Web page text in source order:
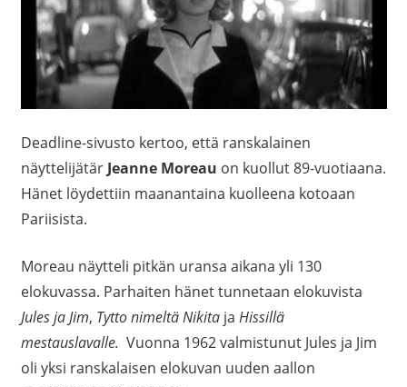
Deadline-sivusto kertoo, että ranskalainen
näyttelijätärJeanne Moreau on kuollut 89-vuotiaana.
Hänet löydettiin maanantaina kuolleena kotoaan
Pariisista.
Moreau näytteli pitkän uransa aikana yli 130
elokuvassa. Parhaiten hänet tunnetaan elokuvista
Jules ja Jim, Tytto nimeltä Nikitaja Hissillä
mestauslavalle. Vuonna 1962 valmistunut Jules ja Jim
oli yksi ranskalaisen elokuvan uuden aallon